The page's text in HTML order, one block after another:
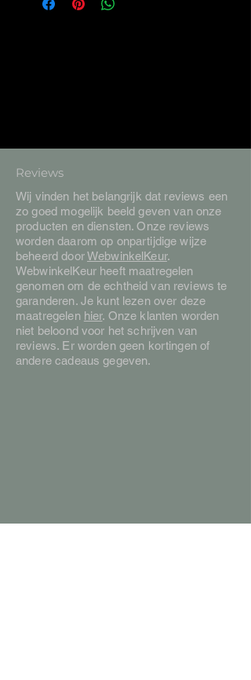
Reviews
Wij vinden het belangrijk dat reviews een
zo goed mogelijk beeld geven van onze
producten en diensten. Onze reviews
worden daarom op onpartijdige wijze
beheerd doorWebwinkelKeur.
WebwinkelKeur heeft maatregelen
genomen om de echtheid van reviews te
garanderen. Je kunt lezen over deze
maatregelen hier. Onze klanten worden
niet beloond voor het schrijven van
reviews. Er worden geen kortingen of
andere cadeaus gegeven.